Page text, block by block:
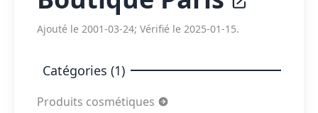
Ajouté le 2001-03-24; Vérifié le 2025-01-15.
Catégories (1)
Produits cosmétiques